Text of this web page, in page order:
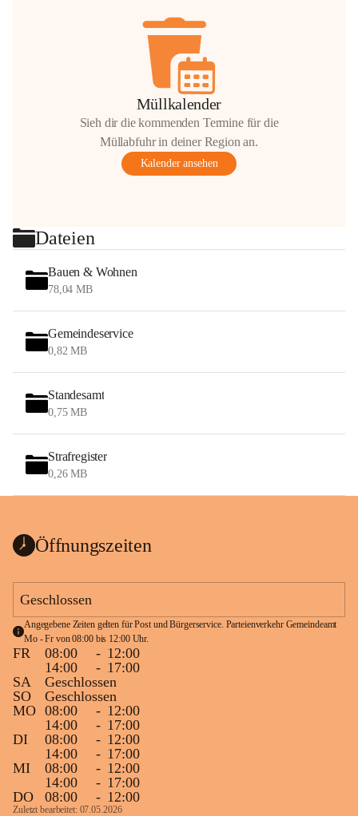
Müllkalender
Sieh dir die kommenden Termine für die
Müllabfuhr in deiner Region an.
Kalender ansehen
Dateien
Bauen & Wohnen
78,04 MB
Gemeindeservice
0,82 MB
Standesamt
0,75 MB
Strafregister
0,26 MB
Öffnungszeiten
Geschlossen
Angegebene Zeiten gelten für Post und Bürgerservice. Parteienverkehr Gemeindeamt
Mo - Fr von 08:00 bis 12:00 Uhr.
FR 08:00 - 12:00
14:00
- 17:00
SA
Geschlossen
SO
Geschlossen
MO 08:00 - 12:00
14:00
- 17:00
DI
08:00 - 12:00
14:00
- 17:00
MI
08:00 - 12:00
14:00
- 17:00
DO
08:00 - 12:00
Zuletzt bearbeitet: 07.05.2026